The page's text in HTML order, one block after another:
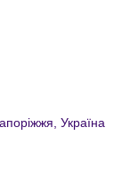
Україна